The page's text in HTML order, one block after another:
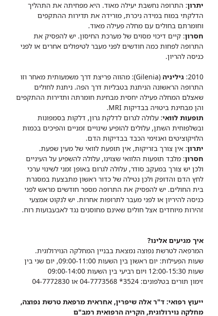
יתרון: התרופה נחשבת יעילה מאוד. היא מפחיתה את התהליך
הדלקתי במוח במידה ניכרת, מורידה את תדירות ההתקפים
וחומרתם בחולים עם מחלה פעילה מאוד.
חסרון: קיים דיכוי מסוים של מערכת החיסון. יש להפסיק את
התרופה לפחות כמה חודשים לפני מעבר לטיפולים אחרים או לפני
כניסה להריון.
2010: גיליניה
(Gilenia): מהווה פריצת דרך משמעותית מאחר וזו
התרופה הראשונה הניתנת בטבליות דרך הפה. ניתנת לחולים
שאצלם המחלה פעילה יחסית מבחינת חומרתה ותדירות ההתקפים
והן מבחינת ביטויה בבדיקות MRI.
תופעות לוואי: עלולה לגרום לדלקת גרון, דלקות בסמפונות
ובשלפוחית השתן, עלולים להופיע שינויים זמניים והפיכים בכמות
הלויקוציטים ואנזימי הכבד בבדיקות הדם.
יתרון: אין צורך בזריקות, אין תופעת לוואי של מעין שפעת.
חסרון: מלבד תופעות הלוואי שצוינו, עלולה להשפיע על העיניים
ולכן יש צורך במעקב סודר, עלולה לגרום באופן זמני לשינוי ערכי
לחץ הדם והדופק ולכן נטילה של כדור ראשון מתבצעת במסגרת
בית החולים. יש להפסיק את התרופה מספר חודשים מראש לפני
כניסה להיריון או לפני מעבר לתרופות אחרות. יש לנקוט אמצעי
זהירות מיוחדים אצל חולים שאינם מחוסנים נגד לאבעבועות רוח.
איך מגיעים אלינו?
המרפאה לטרשת נפוצה נמצאת בבניין המחלקה הנוירולוגית.
שעות הפעילות: יום ראשון בין השעות 09:00-11:00, יום שני בין
שעות 12:00-15:30 ויום רביעי בין השעות 09:00-14:00
זימון תורים בטלפונים: 3524* 04-7773568 או 04-7772830
ייעוץ רפואי: ד"ר אלה שיפרין, אחראית מרפאת טרשת נפוצה,
מחלקה נוירולוגית, הקריה הרפואית רמב"ם